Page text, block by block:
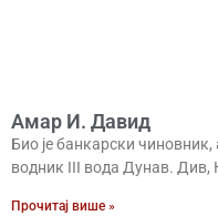
Амар И. Давид
Био је банкарски
водник III вода Дунав. Див,
Прочитај више »